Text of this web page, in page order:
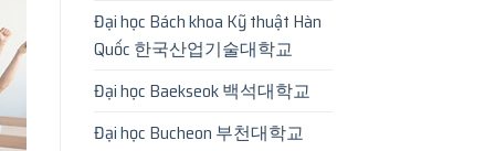
Đại học Bách khoa Kỹ thuật Hàn
Quốc 한국산업기술대학교
Đại học Baekseok 백석대학교
Đại học Bucheon 부천대학교